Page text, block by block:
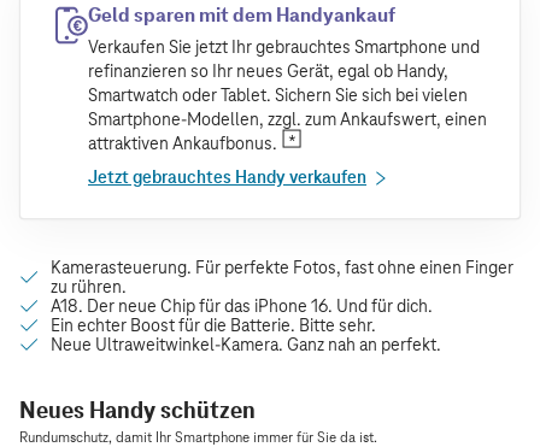
Geld sparen mit dem Handyankauf
Verkaufen Sie jetzt Ihr gebrauchtes Smartphone und
refinanzieren so Ihr neues Gerät, egal ob Handy,
Smartwatch oder Tablet. Sichern Sie sich bei vielen
Smartphone-Modellen, zzgl. zum Ankaufswert, einen
attraktiven Ankaufbonus.
Jetzt gebrauchtes Handy verkaufen
Neues Handy schützen
Rundumschutz, damit Ihr Smartphone immer für Sie da ist.